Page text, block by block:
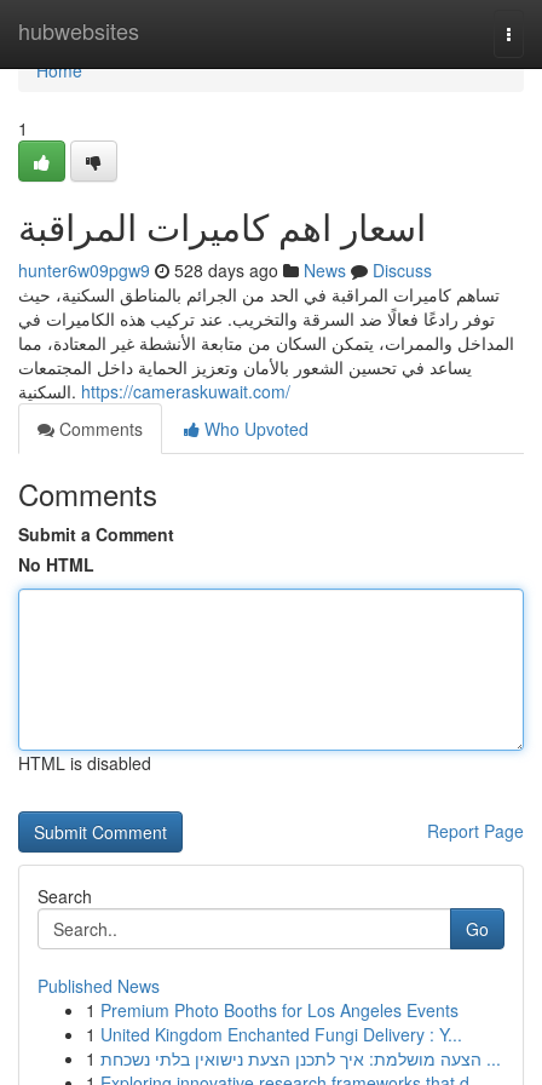
hubwebsites
Home
Home
1
اسعار اهم كاميرات المراقبة
hunter6w09pgw9 528 days ago News
Discuss
تساهم كاميرات المراقبة في الحد من الجرائم بالمناطق السكنية، حيث
توفر رادعًا فعالًا ضد السرقة والتخريب. عند تركيب هذه الكاميرات في
المداخل والممرات، يتمكن السكان من متابعة الأنشطة غير المعتادة، مما
يساعد في تحسين الشعور بالأمان وتعزيز الحماية داخل المجتمعات
السكنية. https://cameraskuwait.com/
Comments
Who Upvoted
Comments
Submit a Comment
No HTML
HTML is disabled
Report Page
Search
Go
Published News
1 Premium Photo Booths for Los Angeles Events
1 United Kingdom Enchanted Fungi Delivery : Y...
1
הצעה מושלמת: איך לתכנן הצעת נישואין בלתי נשכחת ...